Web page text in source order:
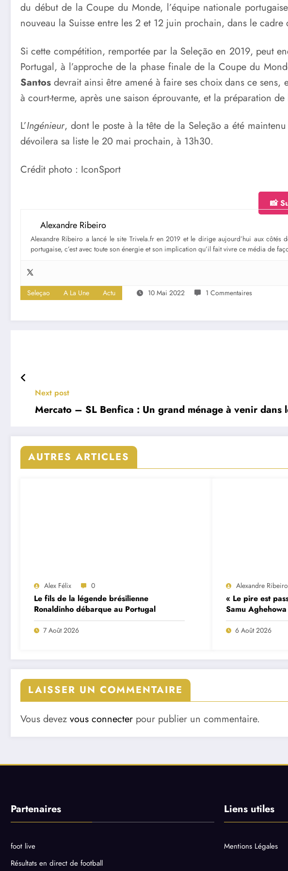
du début de la Coupe du Monde, l’équipe nationale
nouveau la Suisse entre les 2 et 12 juin prochain, dans le
Si cette compétition, remportée par la Seleção en 2019, peut
Portugal, à l’approche de la phase finale de la Coupe du
Santos devrait ainsi être amené à faire ses choix dans ce
à court-terme, après une saison éprouvante, et la préparation
L’Ingénieur, dont le poste à la tête de la Seleção a été
dévoilera sa liste le 20 mai prochain, à 13h30.
Crédit photo : IconSport
📸
Alexandre Ribeiro
Alexandre Ribeiro a lancé le site Trivela.fr en 2019 et le dirige aujourd’hui aux côtés
portugaise, c’est avec toute son énergie et son implication qu’il fait vivre ce média de
Seleçao A La Une Actu 10 Mai 2022 1 Commentaires
Next post
Mercato – SL Benfica : Un grand ménage à venir dans
AUTRES ARTICLES
Alex Félix 0
Le fils de la légende brésilienne
Ronaldinho débarque au Portugal
7 Août 2026
Alexandre Ribeiro
« Le pire est
Samu
Porto ?
6 Août 2026
LAISSER UN COMMENTAIRE
Vous devez vous connecter pour publier un commentaire.
Partenaires
foot live
Résultats en direct de football
Liens utiles
Mentions Légales